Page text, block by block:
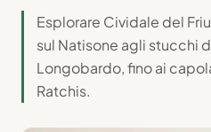
Esplorare Cividale del
sul Natisone agli stucchi
Longobardo, fino ai
Ratchis.